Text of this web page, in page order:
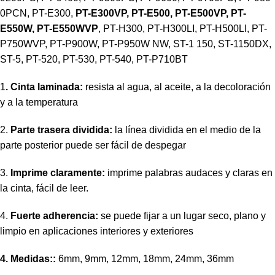
0PCN, PT-E300, PT-E300VP, PT-E500, PT-E500VP, PT-
E550W, PT-E550WVP, PT-H300, PT-H300LI, PT-H500LI, PT-
P750WVP, PT-P900W, PT-P950W NW, ST-1 150, ST-1150DX,
ST-5, PT-520, PT-530, PT-540, PT-P710BT
1. Cinta laminada: resista al agua, al aceite, a la decoloración
y a la temperatura
2. Parte trasera dividida: la línea dividida en el medio de la
parte posterior puede ser fácil de despegar
3. Imprime claramente: imprime palabras audaces y claras en
la cinta, fácil de leer.
4. Fuerte adherencia: se puede fijar a un lugar seco, plano y
limpio en aplicaciones interiores y exteriores
4. Medidas:: 6mm, 9mm, 12mm, 18mm, 24mm, 36mm